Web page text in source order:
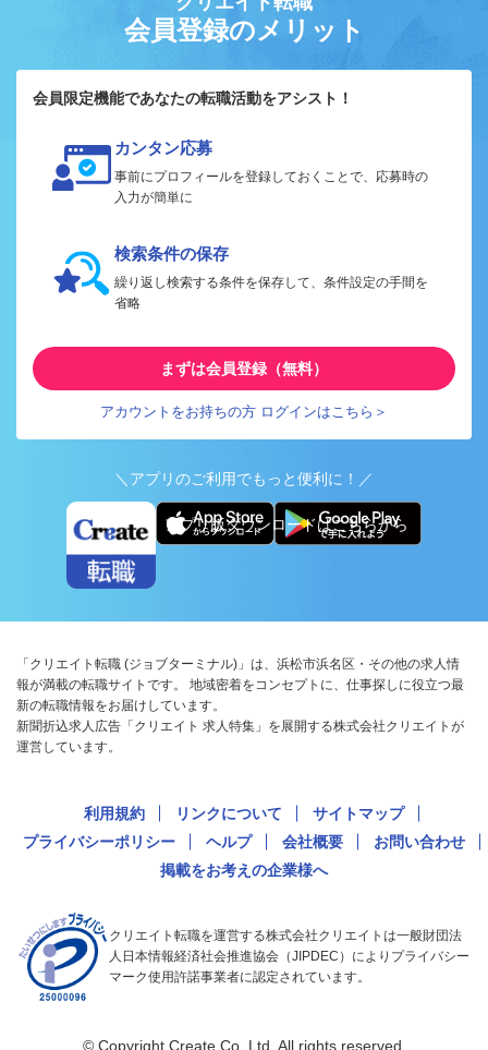
会員登録のメリット
会員限定機能であなたの転職活動をアシスト！
カンタン応募
事前にプロフィールを登録しておくことで、応募時の
入力が簡単に
検索条件の保存
繰り返し検索する条件を保存して、条件設定の手間を
省略
まずは会員登録（無料）
アカウントをお持ちの方 ログインはこちら＞
＼アプリのご利用でもっと便利に！／
アプリ版ダウンロードはこちらから
「クリエイト転職 (ジョブターミナル)」は、浜松市浜名区・その他の求人情
報が満載の転職サイトです。 地域密着をコンセプトに、仕事探しに役立つ最
新の転職情報をお届けしています。
新聞折込求人広告「クリエイト 求人特集」を展開する株式会社クリエイトが
運営しています。
利用規約 リンクについて
サイトマップ
プライバシーポリシー
ヘルプ 会社概要
お問い合わせ
掲載をお考えの企業様へ
クリエイト転職を運営する株式会社クリエイトは一般財団法
人日本情報経済社会推進協会（JIPDEC）によりプライバシー
マーク使用許諾事業者に認定されています。
© Copyright Create Co.,Ltd. All rights reserved.